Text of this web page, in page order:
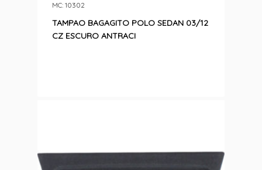
TAMPAO BAGAGITO POLO SEDAN 03/12
CZ ESCURO ANTRACI
MC: 10302